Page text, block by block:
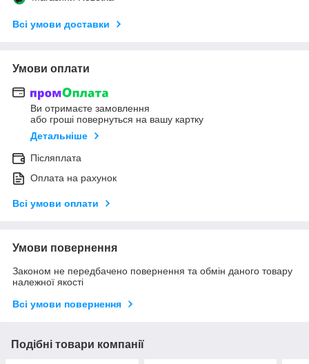
Всі умови доставки
Умови оплати
Ви отримаєте замовлення
або гроші повернуться на вашу картку
Детальніше
Післяплата
Оплата на рахунок
Всі умови оплати
Умови повернення
Законом не передбачено повернення та обмін даного товару
належної якості
Всі умови повернення
Подібні товари компанії